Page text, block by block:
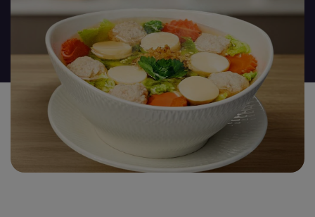
คะแนน
สำหรับ
recipe
นี้